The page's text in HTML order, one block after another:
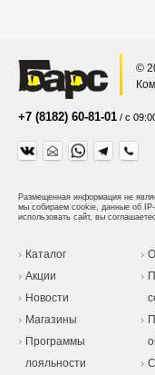
©
+7 (8182) 60-81-01 / с
Размещенная информация не
мы собираем cookie, данные об
использовать сайт, вы
Каталог
Акции
Новости
Магазины
Программы
лояльности